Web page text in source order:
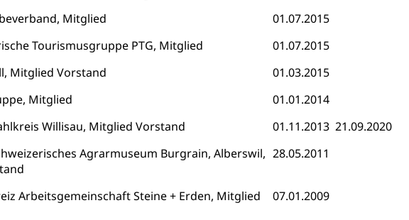
Mitglied
01.07.2015
Tourismusgruppe PTG, Mitglied
01.07.2015
Mitglied Vorstand
01.03.2015
Mitglied
01.01.2014
Willisau, Mitglied Vorstand
01.11.2013 21.09.2020
Agrarmuseum Burgrain, Alberswil, 28.05.2011
Arbeitsgemeinschaft Steine + Erden, Mitglied
07.01.2009